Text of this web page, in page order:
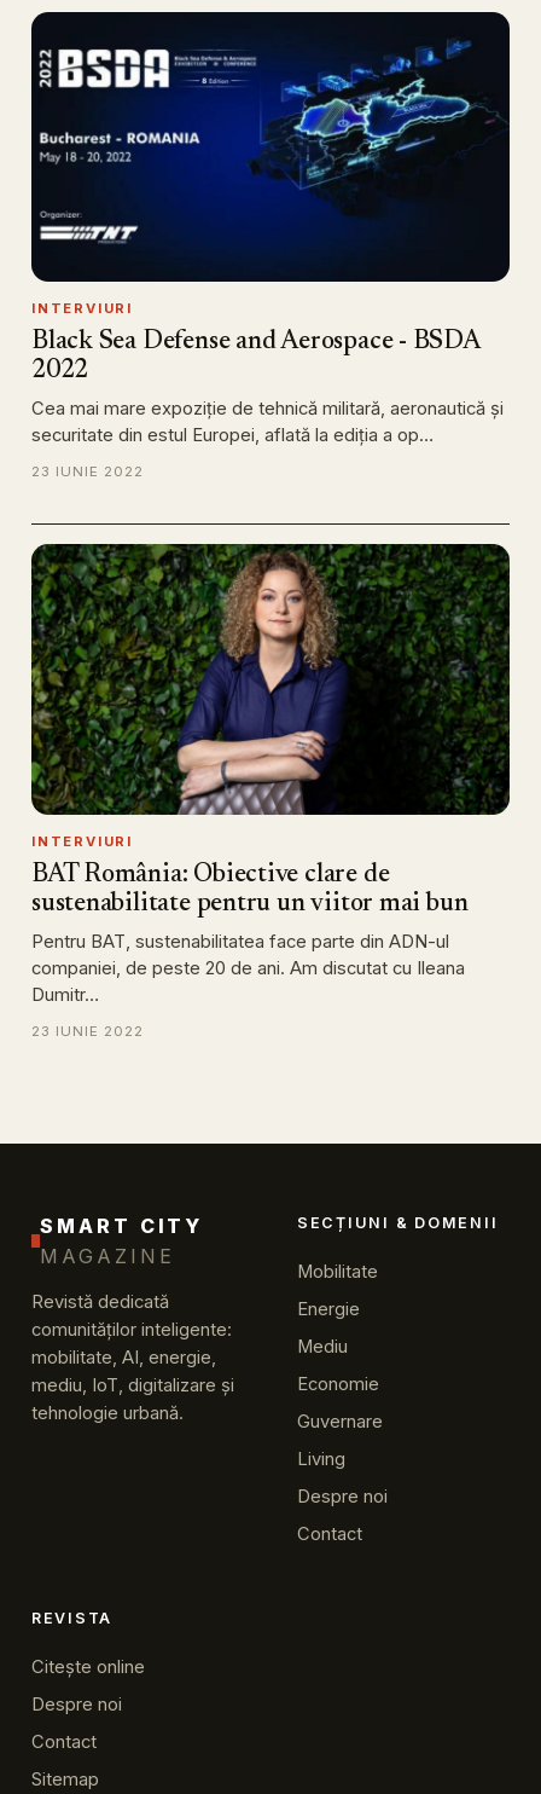
INTERVIURI
Black Sea Defense and Aerospace - BSDA
2022
Cea mai mare expoziție de tehnică militară, aeronautică și
securitate din estul Europei, aflată la ediția a op…
23 IUNIE 2022
INTERVIURI
BAT România: Obiective clare de
sustenabilitate pentru un viitor mai bun
Pentru BAT, sustenabilitatea face parte din ADN-ul
companiei, de peste 20 de ani. Am discutat cu Ileana
Dumitr…
23 IUNIE 2022
SMART CITY
MAGAZINE
Revistă dedicată
comunităților inteligente:
mobilitate, AI, energie,
mediu, IoT, digitalizare și
tehnologie urbană.
SECȚIUNI & DOMENII
Mobilitate
Energie
Mediu
Economie
Guvernare
Living
Despre noi
Contact
REVISTA
Citește online
Despre noi
Contact
Sitemap